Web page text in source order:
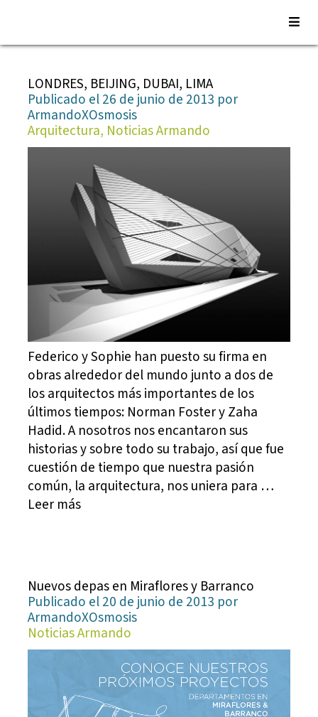
Saltar
contenidoLONDRES, BEIJING, DUBAI, LIMA
Publicado el 26 de junio de 2013 por
ArmandoXOsmosis
Arquitectura, Noticias Armando
Federico y Sophie han puesto su firma en
obras alrededor del mundo junto a dos de
los arquitectos más importantes de los
últimos tiempos: Norman Foster y Zaha
Hadid. A nosotros nos encantaron sus
historias y sobre todo su trabajo, así que fue
cuestión de tiempo que nuestra pasión
común, la arquitectura, nos uniera para …
Leer más
Nuevos depas en Miraflores y Barranco
Publicado el 20 de junio de 2013 por
ArmandoXOsmosis
Noticias Armando